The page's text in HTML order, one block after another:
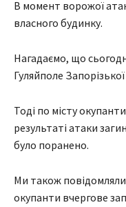
В момент ворожої
власного будинку.
Нагадаємо, що
Гуляйполе
Тоді по місту
результаті атаки
було поранено.
Ми також
окупанти вчергове